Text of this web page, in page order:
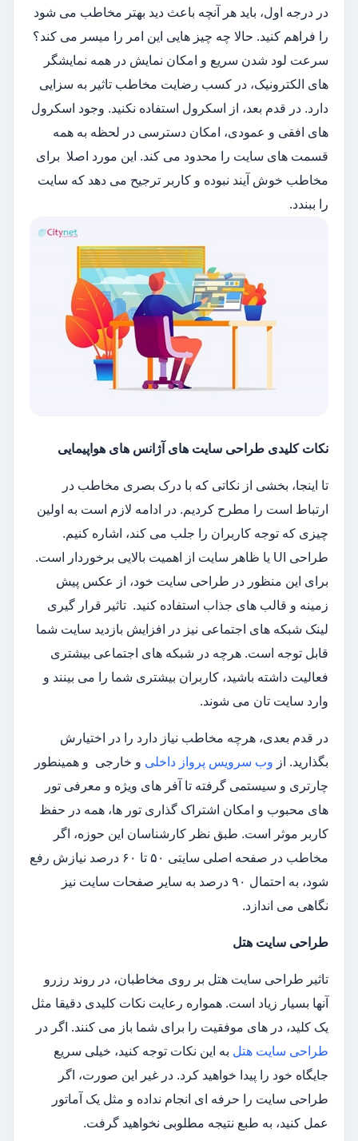
در درجه اول، باید هر آنچه باعث دید بهتر مخاطب می شود
را فراهم کنید. حالا چه چیز هایی این امر را میسر می کند؟
سرعت لود شدن سریع و امکان نمایش در همه نمایشگر
های الکترونیک، در کسب رضایت مخاطب تاثیر به سزایی
دارد. در قدم بعد، از اسکرول استفاده نکنید. وجود اسکرول
های افقی و عمودی، امکان دسترسی در لحظه به همه
قسمت های سایت را محدود می کند. این مورد اصلا برای
مخاطب خوش آیند نبوده و کاربر ترجیح می دهد که سایت
را ببندد.
نکات کلیدی طراحی سایت های آژانس های هواپیمایی
تا اینجا، بخشی از نکاتی که با درک بصری مخاطب در
ارتباط است را مطرح کردیم. در ادامه لازم است به اولین
چیزی که توجه کاربران را جلب می کند، اشاره کنیم.
طراحی UI یا ظاهر سایت از اهمیت بالایی برخوردار است.
برای این منظور در طراحی سایت خود، از عکس پیش
زمینه و قالب های جذاب استفاده کنید. تاثیر قرار گیری
لینک شبکه های اجتماعی نیز در افزایش بازدید سایت شما
قابل توجه است. هرچه در شبکه های اجتماعی بیشتری
فعالیت داشته باشید، کاربران بیشتری شما را می بینند و
وارد سایت تان می شوند.
در قدم بعدی، هرچه مخاطب نیاز دارد را در اختیارش
بگذارید. از وب سرویس پرواز داخلی و خارجی و همینطور
چارتری و سیستمی گرفته تا آفر های ویژه و معرفی تور
های محبوب و امکان اشتراک گذاری تور ها، همه در حفظ
کاربر موثر است. طبق نظر کارشناسان این حوزه، اگر
مخاطب در صفحه اصلی سایتی ۵۰ تا ۶۰ درصد نیازش رفع
شود، به احتمال ۹۰ درصد به سایر صفحات سایت نیز
نگاهی می اندازد.
طراحی سایت هتل
تاثیر طراحی سایت هتل بر روی مخاطبان، در روند رزرو
آنها بسیار زیاد است. همواره رعایت نکات کلیدی دقیقا مثل
یک کلید، در های موفقیت را برای شما باز می کنند. اگر در
طراحی سایت هتل به این نکات توجه کنید، خیلی سریع
جایگاه خود را پیدا خواهید کرد. در غیر این صورت، اگر
طراحی سایت را حرفه ای انجام نداده و مثل یک آماتور
عمل کنید، به طبع نتیجه مطلوبی نخواهید گرفت.